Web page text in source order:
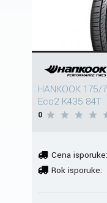
HANKOOK 175/
Eco2 K435 84T
0
Cena isporuke:
Rok isporuke: